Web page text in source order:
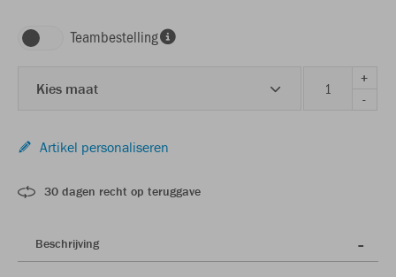
Teambestelling
Kies maat
+
-
Artikel personaliseren
30 dagen recht op teruggave
Beschrijving